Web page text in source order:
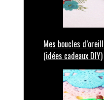
Mes boucles
(idées cadeaux DIY)